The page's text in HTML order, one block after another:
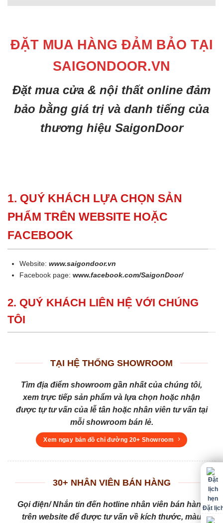
ĐẶT MUA HÀNG ĐẢM BẢO TẠI
SAIGONDOOR.VN
Đặt mua cửa & nội thất online đảm
bảo bằng giá trị và danh tiếng của
thương hiệu SaigonDoor
1. QUÝ KHÁCH LỰA CHỌN SẢN
PHẨM TRÊN WEBSITE HOẶC
FACEBOOK
Website:www.saigondoor.vn
Facebook page:www.facebook.com/SaigonDoor/
2. QUÝ KHÁCH LIÊN HỆ VỚI CHÚNG
TÔI
TẠI HỆ THỐNG SHOWROOM
Tìm địa điểm showroom gần nhất của chúng tôi,
xem trực tiếp sản phẩm và lựa chọn hoặc nhận
được tự tư vấn của lễ tân hoặc nhân viên tư vấn tại
mỗi showroom bán lẻ.
Xem ngay bản đồ chỉ đường 20+ Showroom
30+ NHÂN VIÊN BÁN HÀNG
Gọi điện/ Nhắn tin đến hotline nhân viên bán hàng
trên website để được tư vấn về kích thước, màu
Đặt